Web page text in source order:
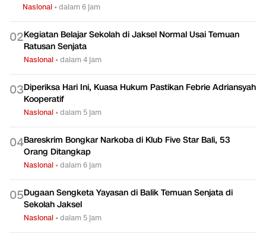
Nasional •dalam 6 jam
02Kegiatan Belajar Sekolah di Jaksel Normal Usai Temuan
Ratusan Senjata
Nasional •dalam 4 jam
03Diperiksa Hari Ini, Kuasa Hukum Pastikan Febrie Adriansyah
Kooperatif
Nasional •dalam 5 jam
04Bareskrim Bongkar Narkoba di Klub Five Star Bali, 53
Orang Ditangkap
Nasional •dalam 6 jam
05Dugaan Sengketa Yayasan di Balik Temuan Senjata di
Sekolah Jaksel
Nasional •dalam 5 jam